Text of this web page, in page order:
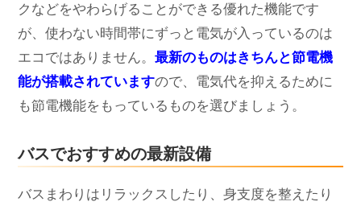
クなどをやわらげることができる優れた機能です
が、使わない時間帯にずっと電気が入っているのは
エコではありません。 最新のものはきちんと節電機
能が搭載されていますので、電気代を抑えるために
も節電機能をもっているものを選びましょう。
バスでおすすめの最新設備
バスまわりはリラックスしたり、身支度を整えたり